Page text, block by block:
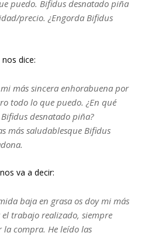
puedo. Bifidus desnatado piña
precio. ¿Engorda Bifidus
dice:
más sincera enhorabuena por
todo lo que puedo. ¿En qué
desnatado piña?
más saludablesque Bifidus
va a decir:
baja en grasa os doy mi más
trabajo realizado, siempre
la compra. He leído las